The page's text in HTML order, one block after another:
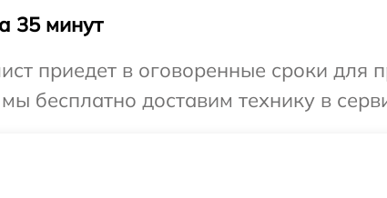
35 минут
приедет в оговоренные сроки для
бесплатно доставим технику в